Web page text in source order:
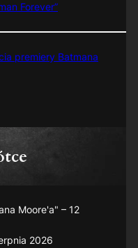
Forever”
premiery Batmana
Moore'a" – 12
2026